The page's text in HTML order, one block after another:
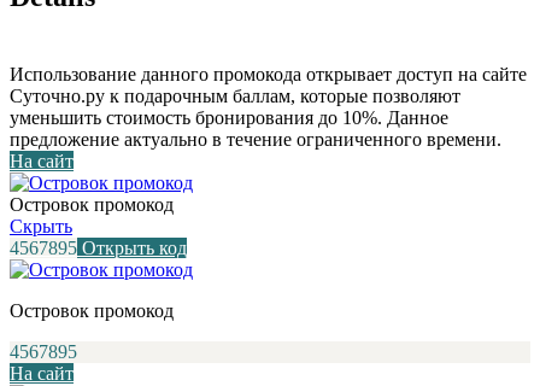
Использование данного промокода открывает доступ на сайте
Суточно.ру к подарочным баллам, которые позволяют
уменьшить стоимость бронирования до 10%. Данное
предложение актуально в течение ограниченного времени.
На сайт
Островок промокод
Скрыть
4567895 Открыть код
Островок промокод
4567895
На сайт